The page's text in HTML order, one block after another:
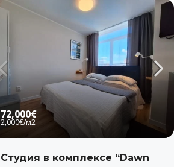
72,000€
2,000€/м2
Студия в комплексе “Dawn